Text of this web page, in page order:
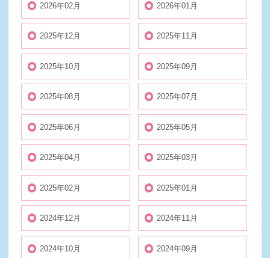
2026年02月 2026年01月
2025年12月 2025年11月
2025年10月 2025年09月
2025年08月 2025年07月
2025年06月 2025年05月
2025年04月 2025年03月
2025年02月 2025年01月
2024年12月 2024年11月
2024年10月 2024年09月